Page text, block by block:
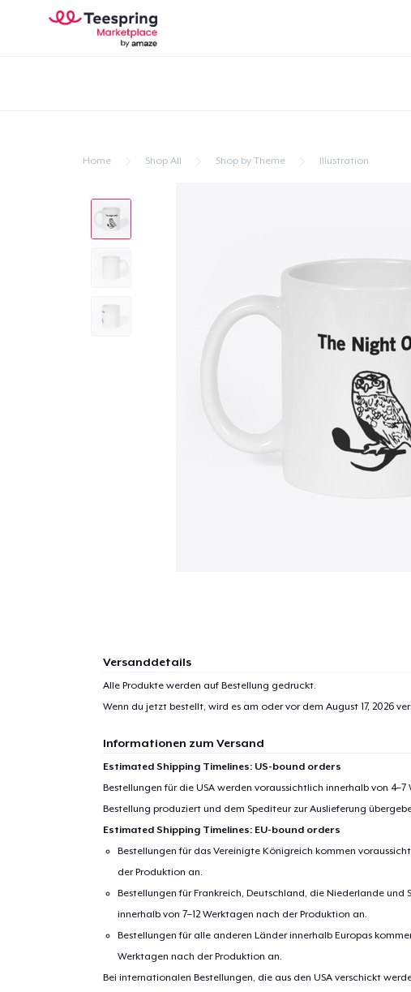
Home Shop All Shop by Theme Illustration
Versanddetails
Alle Produkte werden auf Bestellung gedruckt.
Wenn du jetzt bestellt, wird es am oder vor dem August 17, 2026
Informationen zum Versand
Estimated Shipping Timelines: US-bound orders
Bestellungen für die USA werden voraussichtlich innerhalb von
Bestellung produziert und dem Spediteur zur Auslieferung
Estimated Shipping Timelines: EU-bound orders
Bestellungen für das Vereinigte Königreich kommen
der Produktion an.
Bestellungen für Frankreich, Deutschland, die Niederlande und
innerhalb von 7–12 Werktagen nach der Produktion an.
Bestellungen für alle anderen Länder innerhalb Europas
Werktagen nach der Produktion an.
Bei internationalen Bestellungen, die aus den USA verschickt